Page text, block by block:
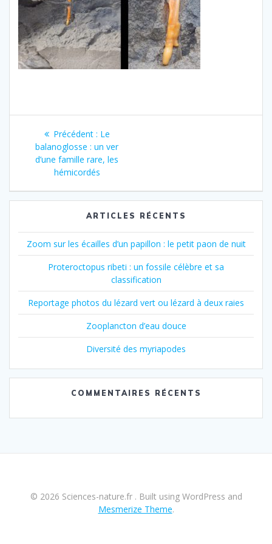
Navigation
l’article
Précédent : Article
précédent
:
Le
balanoglosse : un ver
d’une famille rare, les
hémicordés
ARTICLES RÉCENTS
Zoom sur les écailles d’un papillon : le petit paon de nuit
Proteroctopus ribeti : un fossile célèbre et sa
classification
Reportage photos du lézard vert ou lézard à deux raies
Zooplancton d’eau douce
Diversité des myriapodes
COMMENTAIRES RÉCENTS
© 2026 Sciences-nature.fr . Built using WordPress and
Mesmerize Theme.